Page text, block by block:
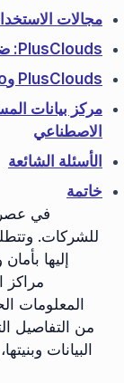
مجالات
PlusClouds: ضمان تكنولوجيا مراكز البيانات الحديثة
PlusClouds وLeo: إدارة الجيل التالي لمراكز البيانات
مركز بيانات
الاصطناعي
الأسئلة الشائعة
خاتمة
في عصر
للشركات.
إليها
مراكز
المعلومات
من التفاصيل
البيانات